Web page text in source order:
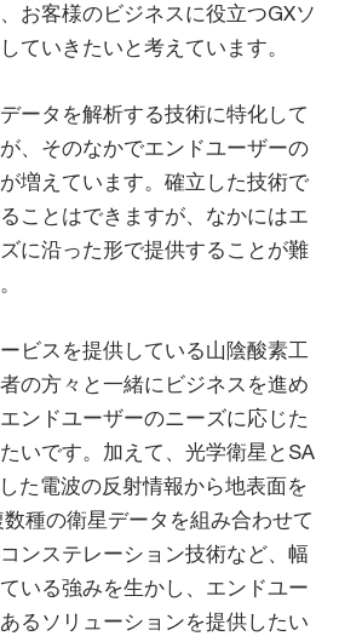
お客様のビジネスに役立つGXソ
ていきたいと考えています。
ータを解析する技術に特化して
、そのなかでエンドユーザーの
増えています。確立した技術で
ことはできますが、なかにはエ
に沿った形で提供することが難
ビスを提供している山陰酸素工
の方々と一緒にビジネスを進め
ンドユーザーのニーズに応じた
いです。加えて、光学衛星とSA
た電波の反射情報から地表面を
種の衛星データを組み合わせて
ンステレーション技術など、幅
いる強みを生かし、エンドユー
るソリューションを提供したい